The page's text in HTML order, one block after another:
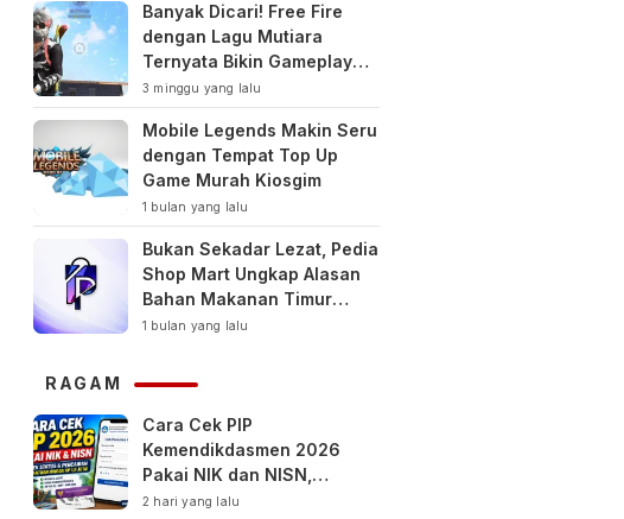
Banyak Dicari! Free Fire
dengan Lagu Mutiara
Ternyata Bikin Gameplay
Makin Keren
3 minggu yang lalu
Mobile Legends Makin Seru
dengan Tempat Top Up
Game Murah Kiosgim
1 bulan yang lalu
Bukan Sekadar Lezat, Pedia
Shop Mart Ungkap Alasan
Bahan Makanan Timur
Tengah Jadi Tren Gaya
1 bulan yang lalu
RAGAM
Cara Cek PIP
Kemendikdasmen 2026
Pakai NIK dan NISN,
Bantuan hingga Rp1,8 Juta
2 hari yang lalu